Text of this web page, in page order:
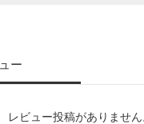
ー
レビュー投稿がありません